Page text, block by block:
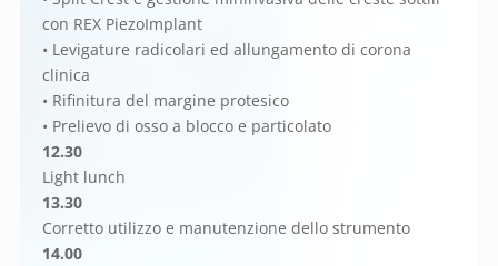
con REX PiezoImplant
• Levigature radicolari ed allungamento di corona
clinica
• Rifinitura del margine protesico
• Prelievo di osso a blocco e particolato
12.30
Light lunch
13.30
Corretto utilizzo e manutenzione dello strumento
14.00